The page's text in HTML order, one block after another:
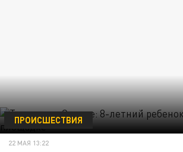
ПРОИСШЕСТВИЯ
22 МАЯ 13:22